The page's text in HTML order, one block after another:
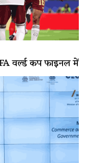
वर्ल्ड कप फाइनल में